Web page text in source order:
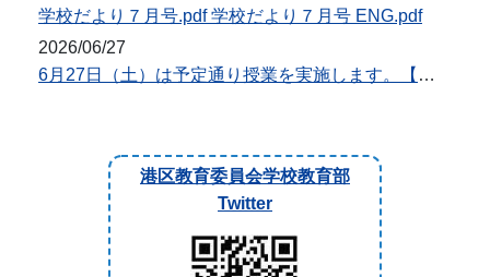
学校だより７月号.pdf 学校だより７月号 ENG.pdf
2026/06/27
6月27日（土）は予定通り授業を実施します。【台風7・8号対応】
港区教育委員会学校教育部
Twitter